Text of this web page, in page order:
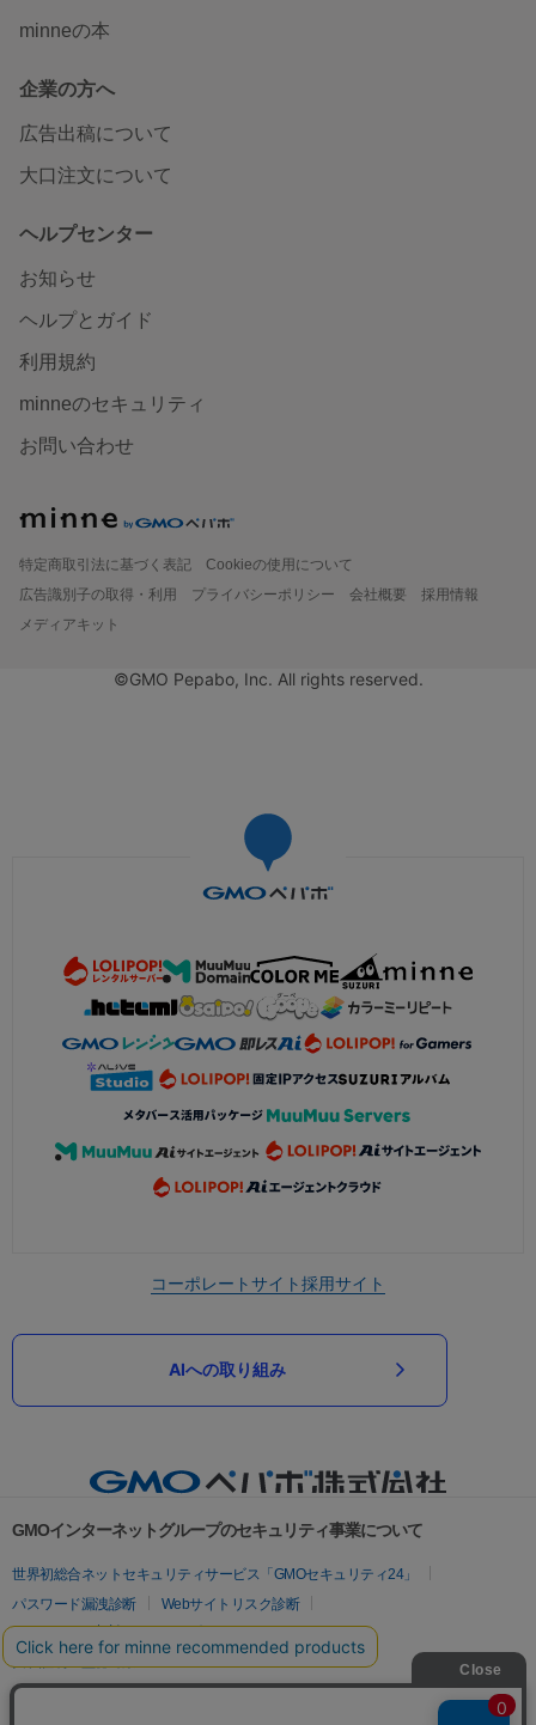
minneの本
企業の方へ
広告出稿について
大口注文について
ヘルプセンター
お知らせ
ヘルプとガイド
利用規約
minneのセキュリティ
お問い合わせ
特定商取引法に基づく表記
Cookieの使用について
広告識別子の取得・利用
プライバシーポリシー 会社概要
採用情報
メディアキット
©GMO Pepabo, Inc. All rights reserved.
コーポレートサイト採用サイト
AIへの取り組み
GMOインターネットグループのセキュリティ事業について
世界初総合ネットセキュリティサービス「GMOセキュリティ24」
パスワード漏洩診断
Webサイトリスク診断
セキュリティ相談AIチャットボット
実在証明・盗聴対策
サイバー攻撃対策（GMOサイバーセキュリティ byイエラエ）